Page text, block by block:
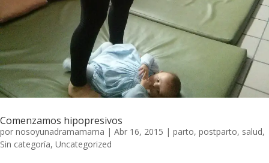
Comenzamos hipopresivos
por nosoyunadramamama | Abr 16, 2015 | parto, postparto, salud,
Sin categoría, Uncategorized